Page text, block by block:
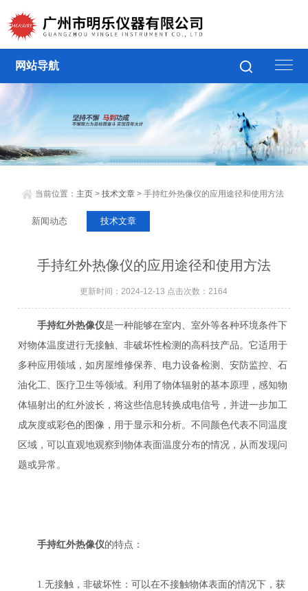
网站导航
当前位置： 主页 >技术文章 > 手持红外热像仪的应用途径和使用方法
新闻动态 技术文章
手持红外热像仪的应用途径和使用方法
更新时间：2024-12-13 点击次数：2164
手持红外热像仪是一种能够在室内、室外等各种环境条件下
对物体温度进行无接触、非破坏性检测的高科技产品。它适用于
多种应用领域，如房屋维修保养、电力设备检测、安防监控、石
油化工、医疗卫生等领域。利用了物体辐射的基本原理，感知物
体辐射出的红外波长，将这些信息转换成电信号，并进一步加工
成灰度或彩色的图像，用于显示和分析。不同颜色代表不同温度
区域，可以直观地观察到物体表面温度分布的情况，从而发现问
题或异常。
手持红外热像仪的特点：
1.无接触，非破坏性：可以在不接触物体表面的情况下，获